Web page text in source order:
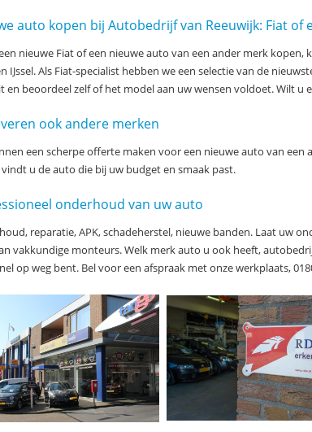
auto kopen bij Autobedrijf van Reeuwijk: Fiat of
nieuwe Fiat of een nieuwe auto van een ander merk
IJssel. Als Fiat-specialist hebben we een selectie van de
en beoordeel zelf of het model aan uw wensen voldoet. Wilt u
ook andere merken
een scherpe offerte maken voor een nieuwe auto van een
u de auto die bij uw budget en smaak past.
onderhoud van uw auto
reparatie, APK, schadeherstel, nieuwe banden. Laat uw
vakkundige monteurs. Welk merk auto u ook heeft,
op weg bent. Bel voor een afspraak met onze werkplaats,